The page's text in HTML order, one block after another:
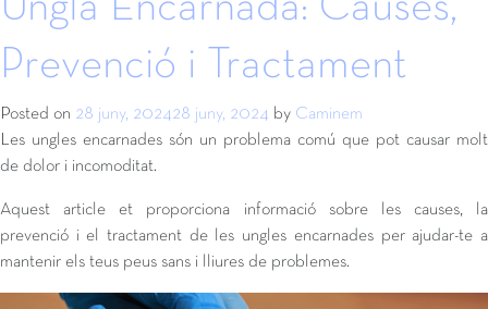
Ungla Encarnada: Causes,
Prevenció i Tractament
Posted on 28 juny, 202428 juny, 2024 by Caminem
Les ungles encarnades són un problema comú que pot causar molt
de dolor i incomoditat.
Aquest article et proporciona informació sobre les causes, la
prevenció i el tractament de les ungles encarnades per ajudar-te a
mantenir els teus peus sans i lliures de problemes.